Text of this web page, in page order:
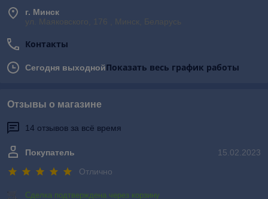
г. Минск
ул. Маяковского, 176 , Минск, Беларусь
Контакты
Сегодня выходнойПоказать весь график работы
Отзывы о магазине
14 отзывов за всё время
15.02.2023
Покупатель
Отлично
Сделка подтверждена через корзину